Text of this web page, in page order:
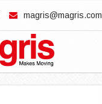
magris@magris.com